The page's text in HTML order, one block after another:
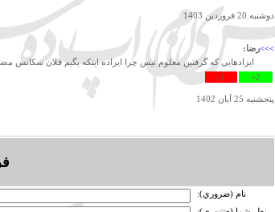
دوشنبه 20 فروردين 1403
>>>رضا:
ایزادهایی که گرفتین معلوم نیس چرا ایراده اینکه بگیم فلان
2+
1-
پنجشنبه 25 آبان 1402
نام (ضروري):